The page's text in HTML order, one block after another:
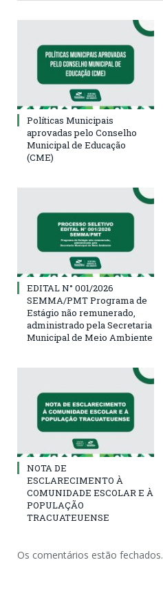
Políticas Municipais
aprovadas pelo Conselho
Municipal de Educação
(CME)
EDITAL N° 001/2026
SEMMA/PMT Programa de
Estágio não remunerado,
administrado pela Secretaria
Municipal de Meio Ambiente
NOTA DE
ESCLARECIMENTO À
COMUNIDADE ESCOLAR E À
POPULAÇÃO
TRACUATEUENSE
Os comentários estão fechados.